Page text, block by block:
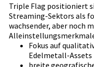
Triple Flag positioniert
Streaming-Sektors als
wachsender, aber
Fokus auf
Edelmetall-
breite